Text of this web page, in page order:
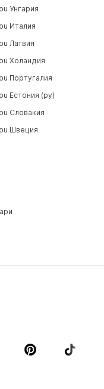
Унгария
Италия
Латвия
Холандия
Португалия
Естония (ру)
Словакия
Швеция